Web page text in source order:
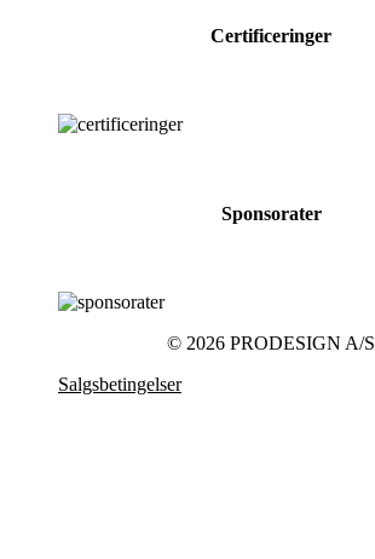
Certificeringer
Sponsorater
© 2026 PRODESIGN A/S
Salgsbetingelser